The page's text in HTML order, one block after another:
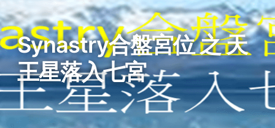
Synastry合盤宮位 之 天
王星落入七宮